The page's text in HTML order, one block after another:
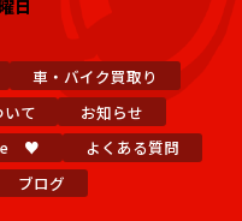
日
車・バイク買取り
いて
お知らせ
♥
よくある質問
ブログ